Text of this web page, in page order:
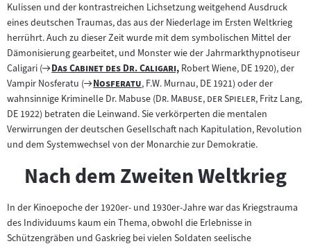
Kulissen und der kontrastreichen Lichsetzung weitgehend Ausdruck
eines deutschen Traumas, das aus der Niederlage im Ersten Weltkrieg
herrührt. Auch zu dieser Zeit wurde mit dem symbolischen Mittel der
Dämonisierung gearbeitet, und Monster wie der Jahrmarkthypnotiseur
Caligari (
Zum
Filmarchiv:
"
Das Cabinet des Dr. Caligari,"Robert Wiene, DE 1920), der
Vampir Nosferatu (" Zum
Filmarchiv:
"
Nosferatu"
", F.W. Murnau, DE 1921) oder der
wahnsinnige Kriminelle Dr. Mabuse ("Dr. Mabuse, der Spieler", Fritz Lang,
DE 1922) betraten die Leinwand. Sie verkörperten die mentalen
Verwirrungen der deutschen Gesellschaft nach Kapitulation, Revolution
und dem Systemwechsel von der Monarchie zur Demokratie.
Nach dem Zweiten Weltkrieg
In der Kinoepoche der 1920er- und 1930er-Jahre war das Kriegstrauma
des Individuums kaum ein Thema, obwohl die Erlebnisse in
Schützengräben und Gaskrieg bei vielen Soldaten seelische